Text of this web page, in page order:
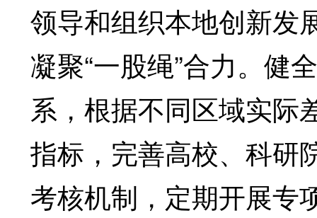
领导和组织本地创新发
凝聚“一股绳”合力。健
系，根据不同区域实际
指标，完善高校、科研
考核机制，定期开展专